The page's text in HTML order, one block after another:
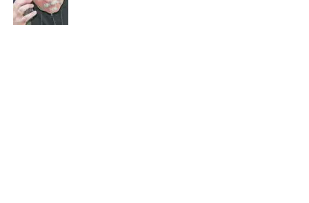
συζήτηση από την αναγνώριση της Κυπριακής Δημοκρατίας προς την
έμμεση νομιμοποίηση του ψευδοκράτους.